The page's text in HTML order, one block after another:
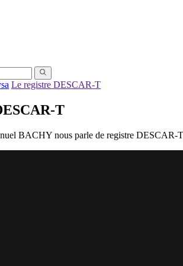
Le registre DESCAR-T
T
BACHY nous parle de registre DESCAR-